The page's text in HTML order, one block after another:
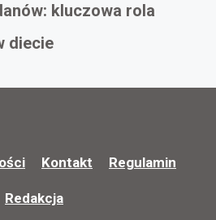
kluczowa rola
diecie
Kontakt Regulamin
Redakcja